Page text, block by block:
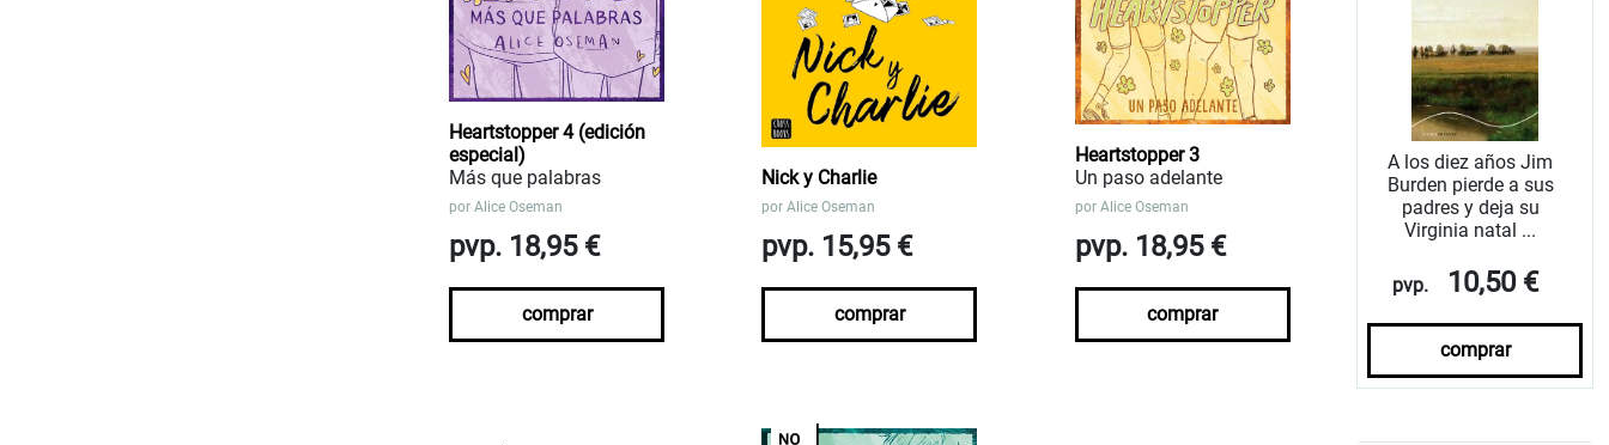
Heartstopper 4 (edición
especial)
Más que palabras
por Alice Oseman
pvp. 18,95 €
comprar
Nick y Charlie
porAlice Oseman
pvp. 15,95 €
comprar
Heartstopper 3
Un paso adelante
por Alice Oseman
pvp. 18,95 €
comprar
A los diez años Jim
Burden pierde a sus
padres y deja su
Virginia natal ...
pvp. 10,50 €
comprar